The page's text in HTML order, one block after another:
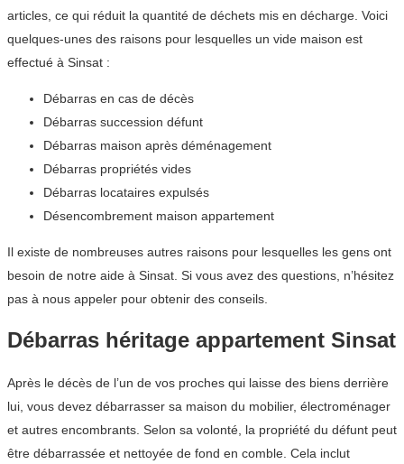
articles, ce qui réduit la quantité de déchets mis en décharge. Voici
quelques-unes des raisons pour lesquelles un vide maison est
effectué à Sinsat :
Débarras en cas de décès
Débarras succession défunt
Débarras maison après déménagement
Débarras propriétés vides
Débarras locataires expulsés
Désencombrement maison appartement
Il existe de nombreuses autres raisons pour lesquelles les gens ont
besoin de notre aide à Sinsat. Si vous avez des questions, n’hésitez
pas à nous appeler pour obtenir des conseils.
Débarras héritage appartement Sinsat
Après le décès de l’un de vos proches qui laisse des biens derrière
lui, vous devez débarrasser sa maison du mobilier, électroménager
et autres encombrants. Selon sa volonté, la propriété du défunt peut
être débarrassée et nettoyée de fond en comble. Cela inclut